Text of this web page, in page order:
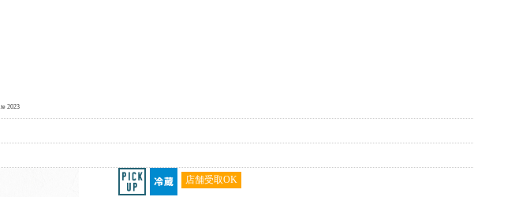
2023
店舗受取OK